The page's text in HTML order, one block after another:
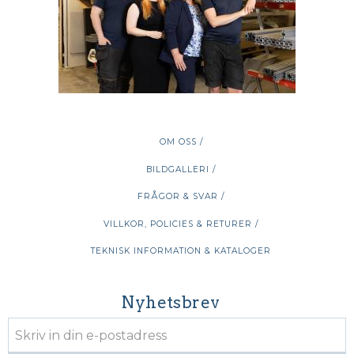
OM OSS /
BILDGALLERI /
FRÅGOR & SVAR /
VILLKOR, POLICIES & RETURER /
TEKNISK INFORMATION & KATALOGER
Nyhetsbrev